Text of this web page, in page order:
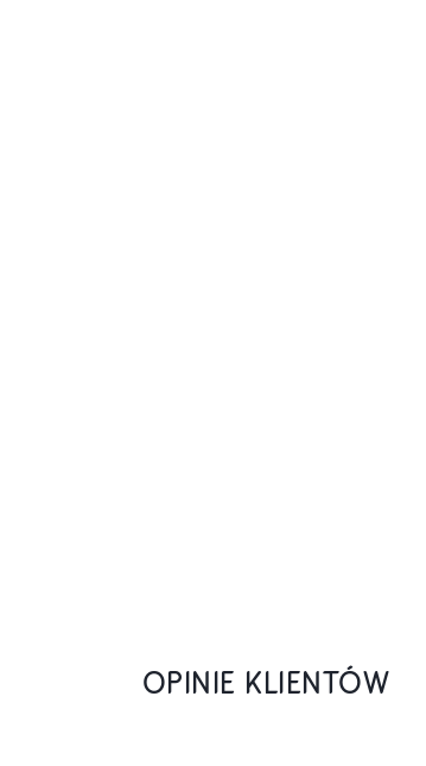
OPINIE KLIENTÓW